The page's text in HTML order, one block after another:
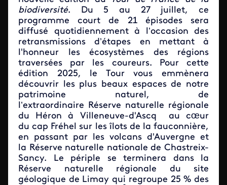
biodiversité. Du 5 au 27 juillet, ce
programme court de 21 épisodes sera
diffusé quotidiennement à l’occasion des
retransmissions d’étapes en mettant à
l'honneur les écosystèmes des régions
traversées par les coureurs. Pour cette
édition 2025, le Tour vous emmènera
découvrir les plus beaux espaces de notre
patrimoine naturel, de
l’extraordinaire Réserve naturelle régionale
du Héron à Villeneuve-d'Ascq au cœur
du cap Fréhel sur les îlots de la fauconnière,
en passant par les volcans d'Auvergne et
la Réserve naturelle nationale de Chastreix-
Sancy. Le périple se terminera dans la
Réserve naturelle régionale du site
géologique de Limay qui regroupe 25 % des